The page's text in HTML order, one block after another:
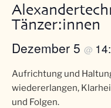
Tänzer:innen
Dezember 5 @
Aufrichtung und
wiedererlangen,
und Folgen.